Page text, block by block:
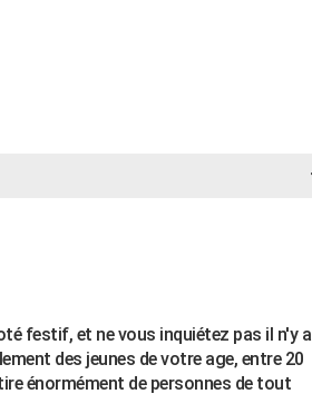
festif, et ne vous inquiétez pas il n'y a
des jeunes de votre age, entre 20
énormément de personnes de tout